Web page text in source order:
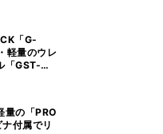
「G-
軽量のウレ
「GST-
量の「PRO
付属でリ